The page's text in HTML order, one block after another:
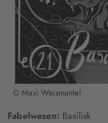
© Maxi Weismantel
Fabelwesen: Basilisk